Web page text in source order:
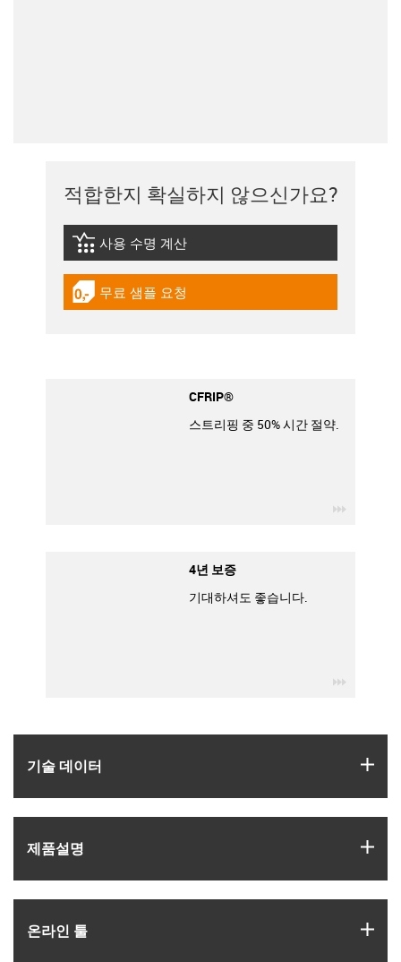
기술 데이터
제품­설명
온라인 툴
적합한지 확실하지 않으신가요?
igus-icon-lebensdauerrechner
사용 수명 계산
igus-icon-gratismuster
무료 샘플 요청
CFRIP®
스트리핑 중 50% 시간 절약.
4년 보증
기대하셔도 좋습니다.